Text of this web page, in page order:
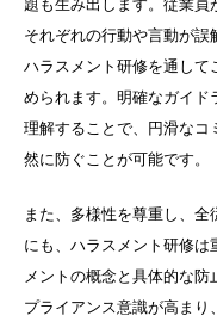
題も生み出します。従業員
それぞれの行動や言動が誤
ハラスメント研修を通して
められます。明確なガイド
理解することで、円滑なコ
然に防ぐことが可能です。
また、多様性を尊重し、
にも、ハラスメント研修
メントの概念と具体的な
プライアンス意識が高ま